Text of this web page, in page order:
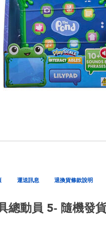
運送訊息 退換貨條款說明
總動員 5- 隨機發